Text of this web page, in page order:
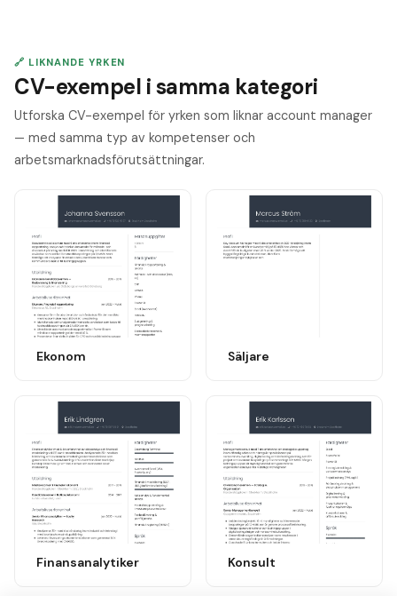
🔗 LIKNANDE YRKEN
CV-exempel i samma kategori
Utforska CV-exempel för yrken som liknar account manager
— med samma typ av kompetenser och
arbetsmarknadsförutsättningar.
Ekonom Säljare
Finansanalytiker Konsult